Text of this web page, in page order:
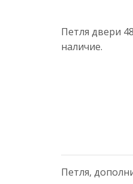
Петля двери
наличие.
Петля,